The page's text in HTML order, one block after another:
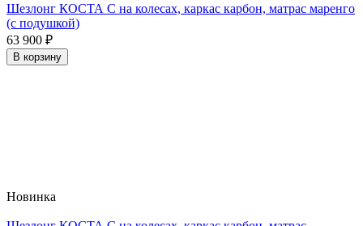
Шезлонг КОСТА С на колесах, каркас карбон, матрас маренго
(с подушкой)
63 900 ₽
В корзину
Новинка